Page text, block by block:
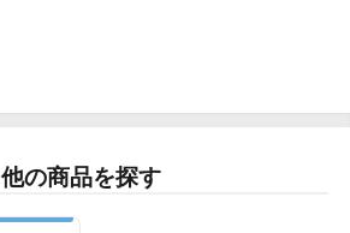
他の商品を探す